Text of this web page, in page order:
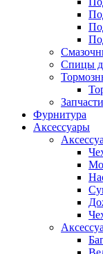
Спицы
Фурнитура
Аксессуары